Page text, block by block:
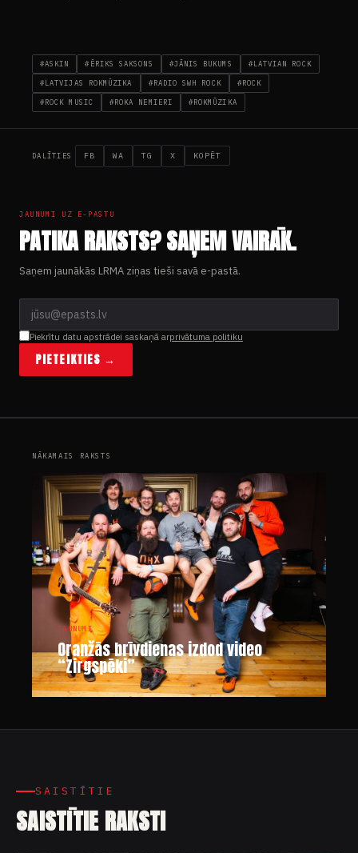
#ASKIN #ĒRIKS SAKSONS #JĀNIS BUKUMS #LATVIAN ROCK
#LATVIJAS ROKMŪZIKA #RADIO SWH ROCK #ROCK
#ROCK MUSIC #ROKA NEMIERI #ROKMŪZIKA
DALĪTIES FB WA TG X KOPĒT
JAUNUMI UZ E-PASTU
PATIKA RAKSTS? SAŅEM VAIRĀK.
Saņem jaunākās LRMA ziņas tieši savā e-pastā.
Piekrītu datu apstrādei saskaņā arprivātuma politiku
PIETEIKTIES →
NĀKAMAIS RAKSTS
JAUNUMI
Oranžās brīvdienas izdod video
“Zirgspēki”
SAISTĪTIE
SAISTĪTIE RAKSTI